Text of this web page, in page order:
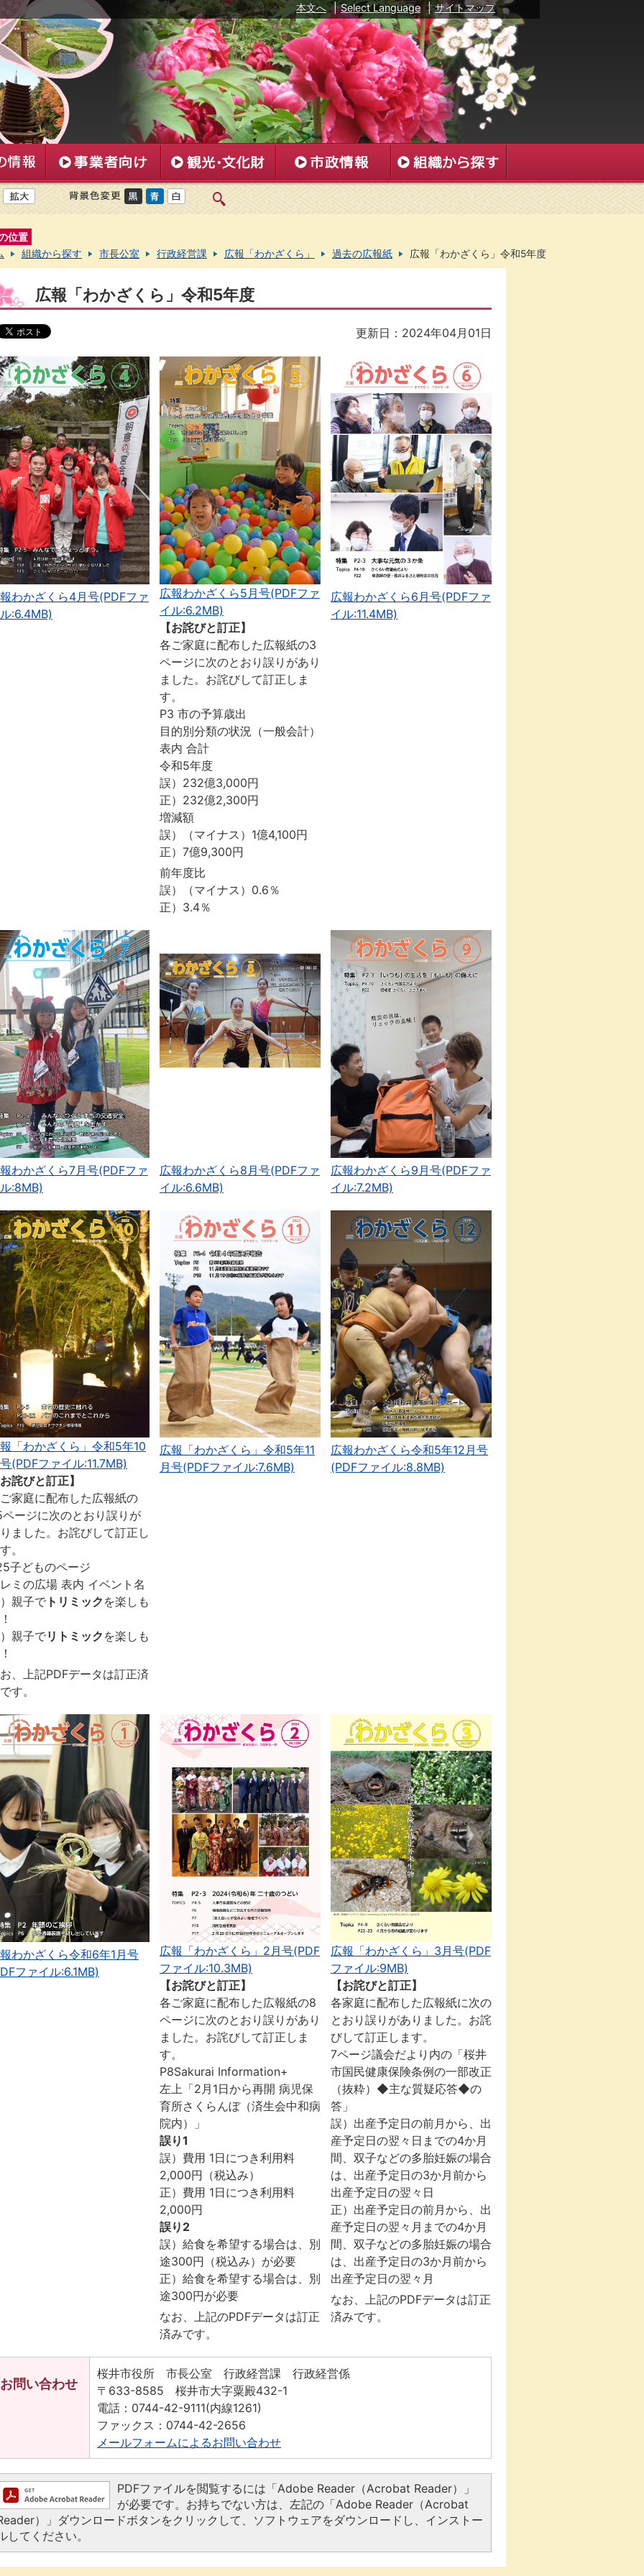
本文へ | Select Language | サイトマップ
位置
組織から探す 市長公室 行政経営課 広報「わかざくら」 過去の広報紙 広報「わかざくら」令和5年度
広報「わかざくら」令和5年度
更新日：2024年04月01日
わかざくら4月号(PDFファ
:6.4MB)
広報わかざくら5月号(PDFファ
イル:6.2MB)
【お詫びと訂正】
各ご家庭に配布した広報紙の3
ページに次のとおり誤りがあり
ました。お詫びして訂正しま
す。
P3 市の予算歳出
目的別分類の状況（一般会計）
表内 合計
令和5年度
誤）232億3,000円
正）232億2,300円
増減額
誤）（マイナス）1億4,100円
正）7億9,300円
前年度比
誤）（マイナス）0.6％
正）3.4％
広報わかざくら6月号(PDFファ
イル:11.4MB)
わかざくら7月号(PDFファ
:8MB)
広報わかざくら8月号(PDFファ
イル:6.6MB)
広報わかざくら9月号(PDFファ
イル:7.2MB)
「わかざくら」令和5年10
(PDFファイル:11.7MB)
詫びと訂正】
家庭に配布した広報紙の
ージに次のとおり誤りが
ました。お詫びして訂正し
。
子どものページ
ミの広場 表内 イベント名
親子で トリミック を楽しも
親子でリトミック を楽しも
、上記PDFデータは訂正済
す。
広報「わかざくら」令和5年11
月号(PDFファイル:7.6MB)
広報わかざくら令和5年12月号
(PDFファイル:8.8MB)
わかざくら令和6年1月号
ファイル:6.1MB)
広報「わかざくら」2月号(PDF
ファイル:10.3MB)
【お詫びと訂正】
各ご家庭に配布した広報紙の8
ページに次のとおり誤りがあり
ました。お詫びして訂正しま
す。
P8Sakurai Information+
左上「2月1日から再開 病児保
育所さくらんぼ（済生会中和病
院内）」
誤り1
誤）費用 1日につき利用料
2,000円（税込み）
正）費用 1日につき利用料
2,000円
誤り2
誤）給食を希望する場合は、別
途300円（税込み）が必要
正）給食を希望する場合は、別
途300円が必要
なお、上記のPDFデータは訂正
済みです。
広報「わかざくら」3月号(PDF
ファイル:9MB)
【お詫びと訂正】
各家庭に配布した広報紙に次の
とおり誤りがありました。お詫
びして訂正します。
7ページ議会だより内の「桜井
市国民健康保険条例の一部改正
（抜粋）◆主な質疑応答◆の
答」
誤）出産予定日の前月から、出
産予定日の翌々日までの4か月
間、双子などの多胎妊娠の場合
は、出産予定日の3か月前から
出産予定日の翌々日
正）出産予定日の前月から、出
産予定日の翌々月までの4か月
間、双子などの多胎妊娠の場合
は、出産予定日の3か月前から
出産予定日の翌々月
なお、上記のPDFデータは訂正
済みです。
お問い合わせ
桜井市役所 市長公室 行政経営課 行政経営係
〒633-8585 桜井市大字粟殿432-1
電話：0744-42-9111(内線1261)
ファックス：0744-42-2656
メールフォームによるお問い合わせ
PDFファイルを閲覧するには「Adobe Reader（Acrobat Reader）」
が必要です。お持ちでない方は、左記の「Adobe Reader（Acrobat
）」ダウンロードボタンをクリックして、ソフトウェアをダウンロードし、インストー
してください。